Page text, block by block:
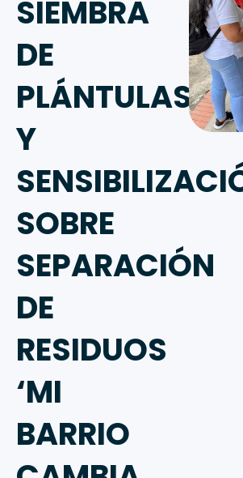
SIEMBRA
DE
PLÁNTULAS
Y
SOBRE
SEPARACIÓN
DE
RESIDUOS
‘MI
BARRIO